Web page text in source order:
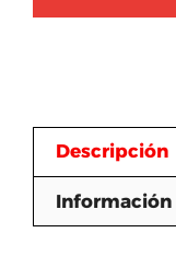
Descripción